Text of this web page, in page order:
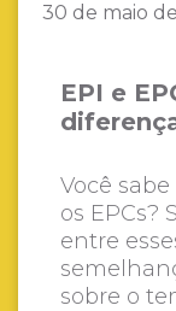
30 de maio
EPI e
Você
os EPCs?
entre
sobre o